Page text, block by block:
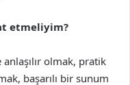
etmeliyim?
olmak, pratik
başarılı bir sunum